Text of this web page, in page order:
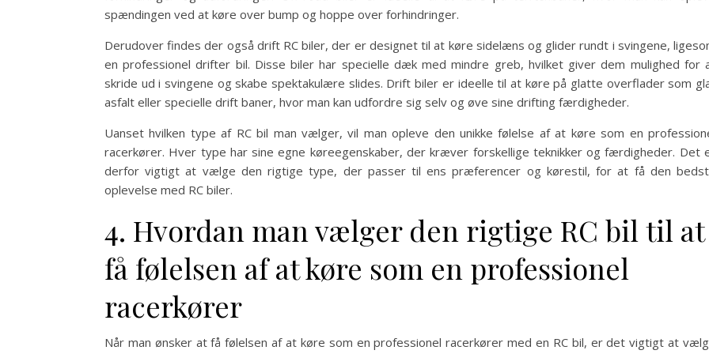
spændingen ved at køre over bump og hoppe over forhindringer.
Derudover findes der også drift RC biler, der er designet til at køre sidelæns og glider rundt i svingene,
en professionel drifter bil. Disse biler har specielle dæk med mindre greb, hvilket giver dem mulighed for
skride ud i svingene og skabe spektakulære slides. Drift biler er ideelle til at køre på glatte overflader som
asfalt eller specielle drift baner, hvor man kan udfordre sig selv og øve sine drifting færdigheder.
Uanset hvilken type af RC bil man vælger, vil man opleve den unikke følelse af at køre som en
racerkører. Hver type har sine egne køreegenskaber, der kræver forskellige teknikker og færdigheder. Det
derfor vigtigt at vælge den rigtige type, der passer til ens præferencer og kørestil, for at få den
oplevelse med RC biler.
4. Hvordan man vælger den rigtige RC bil til at
få følelsen af at køre som en professionel
racerkører
Når man ønsker at få følelsen af at køre som en professionel racerkører med en RC bil, er det vigtigt at